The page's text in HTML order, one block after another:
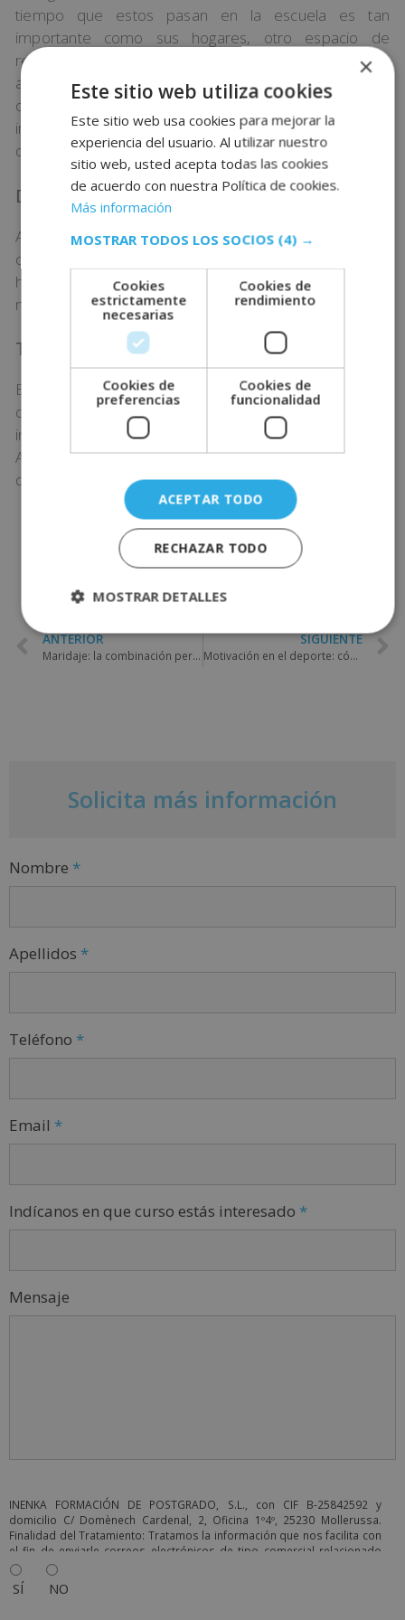
tiempo que estos pasan en la escuela es tan
importante como sus hogares, otro espacio de
referencia en sus vidas. Si lo que ve en casa no está
alineado con la igualdad que aprende en el colegio,
observará contradicciones. Por ello, es muy
importante que la escuela y la familia mantengan un
dialogo.
Dar visibilidad y referencias
A nivel educativo es esencial que los alumnos
conozcan y tengan referencias a través de diferentes
historias. Es muy importante dar a conocer científicas y
mujeres de éxito que lograron sus objetivos.
Trabajar la inteligencia emocional
Expresar sentimientos y emociones resulta muy
conveniente para los niños y niñas, por lo que la
inteligencia emocional toma gran relevancia en el aula.
A través de ello, se trabaja la empatía hacia los
demás, el respeto y la comunicación.
COMPARTE ESTE POST
ANTERIOR
Maridaje: la combinación perfecta entre vinos y alimentos
SIGUIENTE
Motivación en el deporte: cómo conseguirla para no rendirte
Solicita más información
Nombre *
Apellidos *
Teléfono *
Email *
Indícanos en que curso estás interesado *
Mensaje
INENKA FORMACIÓN DE POSTGRADO, S.L., con CIF B-25842592 y
domicilio C/ Domènech Cardenal, 2, Oficina 1º4º, 25230 Mollerussa.
Finalidad del Tratamiento: Tratamos la información que nos facilita con
el fin de enviarle correos electrónicos de tipo comercial relacionado
con los productos ofrecidos y otros tipo de productos que fueran de
su interés. Legitimación del tratamiento: Consentimiento del
interesado. Derechos: Puede ejercitar sus derechos identificándose
SÍ NO
×
Este sitio web utiliza cookies
Este sitio web usa cookies para mejorar la
experiencia del usuario. Al utilizar nuestro
sitio web, usted acepta todas las cookies
de acuerdo con nuestra Política de cookies.
Más información
MOSTRAR TODOS LOS SOCIOS (4) →
Cookies
estrictamente
necesarias
Cookies de
rendimiento
Cookies de
preferencias
Cookies de
funcionalidad
ACEPTAR TODO
RECHAZAR TODO
MOSTRAR DETALLES